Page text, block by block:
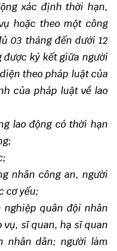
xác định thời hạn,
hoặc theo một công
03 tháng đến dưới 12
được ký kết giữa người
theo pháp luật của
của pháp luật về lao
lao động có thời hạn
nhân công an, người
cơ yếu;
quân đội nhân
sĩ quan, hạ sĩ quan
nhân dân; người làm